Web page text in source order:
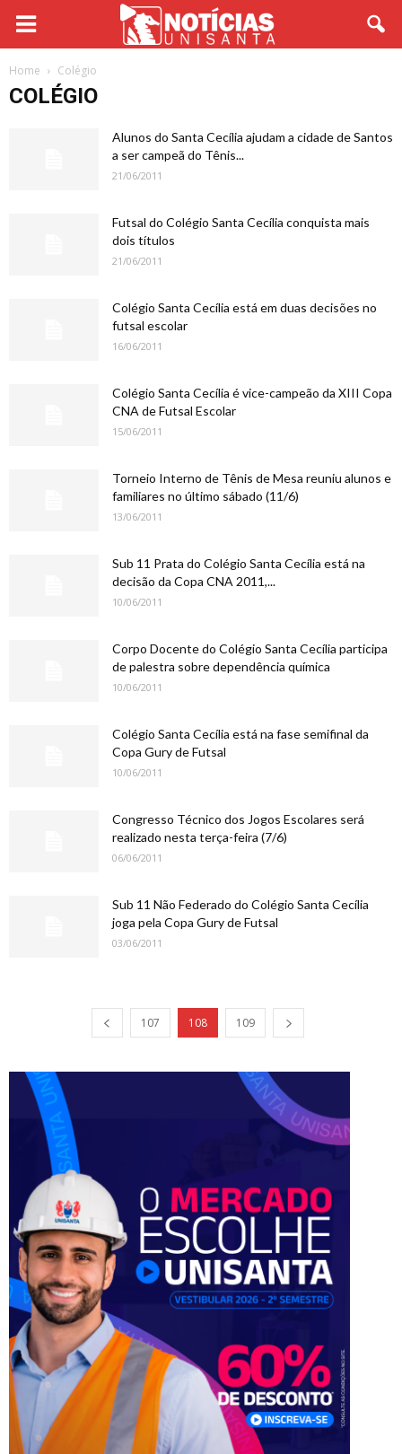
Home Colégio
COLÉGIO
Alunos do Santa Cecília ajudam a cidade de Santos
a ser campeã do Tênis...
21/06/2011
Futsal do Colégio Santa Cecília conquista mais
dois títulos
21/06/2011
Colégio Santa Cecília está em duas decisões no
futsal escolar
16/06/2011
Colégio Santa Cecília é vice-campeão da XIII Copa
CNA de Futsal Escolar
15/06/2011
Torneio Interno de Tênis de Mesa reuniu alunos e
familiares no último sábado (11/6)
13/06/2011
Sub 11 Prata do Colégio Santa Cecília está na
decisão da Copa CNA 2011,...
10/06/2011
Corpo Docente do Colégio Santa Cecília participa
de palestra sobre dependência química
10/06/2011
Colégio Santa Cecília está na fase semifinal da
Copa Gury de Futsal
10/06/2011
Congresso Técnico dos Jogos Escolares será
realizado nesta terça-feira (7/6)
06/06/2011
Sub 11 Não Federado do Colégio Santa Cecília
joga pela Copa Gury de Futsal
03/06/2011
107 108 109